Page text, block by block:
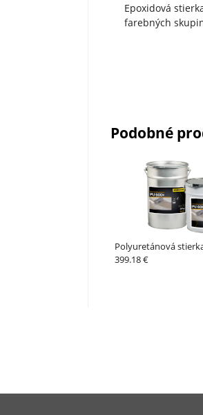
Epoxidová
farebných
Podobné
Polyuretánová
399.18 €